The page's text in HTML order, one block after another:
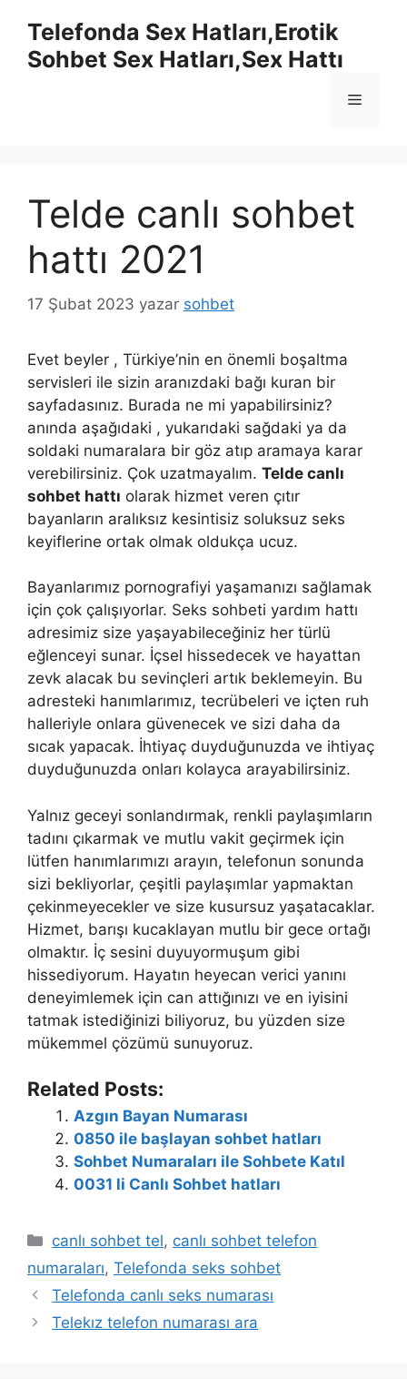
Telefonda Sex Hatları,Erotik
Sohbet Sex Hatları,Sex Hattı
Menü
Telde canlı sohbet
hattı 2021
17 Şubat 2023 yazar sohbet
Evet beyler , Türkiye’nin en önemli boşaltma
servisleri ile sizin aranızdaki bağı kuran bir
sayfadasınız. Burada ne mi yapabilirsiniz?
anında aşağıdaki , yukarıdaki sağdaki ya da
soldaki numaralara bir göz atıp aramaya karar
verebilirsiniz. Çok uzatmayalım. Telde canlı
sohbet hattı olarak hizmet veren çıtır
bayanların aralıksız kesintisiz soluksuz seks
keyiflerine ortak olmak oldukça ucuz.
Bayanlarımız pornografiyi yaşamanızı sağlamak
için çok çalışıyorlar. Seks sohbeti yardım hattı
adresimiz size yaşayabileceğiniz her türlü
eğlenceyi sunar. İçsel hissedecek ve hayattan
zevk alacak bu sevinçleri artık beklemeyin. Bu
adresteki hanımlarımız, tecrübeleri ve içten ruh
halleriyle onlara güvenecek ve sizi daha da
sıcak yapacak. İhtiyaç duyduğunuzda ve ihtiyaç
duyduğunuzda onları kolayca arayabilirsiniz.
Yalnız geceyi sonlandırmak, renkli paylaşımların
tadını çıkarmak ve mutlu vakit geçirmek için
lütfen hanımlarımızı arayın, telefonun sonunda
sizi bekliyorlar, çeşitli paylaşımlar yapmaktan
çekinmeyecekler ve size kusursuz yaşatacaklar.
Hizmet, barışı kucaklayan mutlu bir gece ortağı
olmaktır. İç sesini duyuyormuşum gibi
hissediyorum. Hayatın heyecan verici yanını
deneyimlemek için can attığınızı ve en iyisini
tatmak istediğinizi biliyoruz, bu yüzden size
mükemmel çözümü sunuyoruz.
Related Posts:
Azgın Bayan Numarası
0850 ile başlayan sohbet hatları
Sohbet Numaraları ile Sohbete Katıl
0031 li Canlı Sohbet hatları
Kategoriler
canlı sohbet tel, canlı sohbet telefon
numaraları, Telefonda seks sohbet
Telefonda canlı seks numarası
Telekız telefon numarası ara